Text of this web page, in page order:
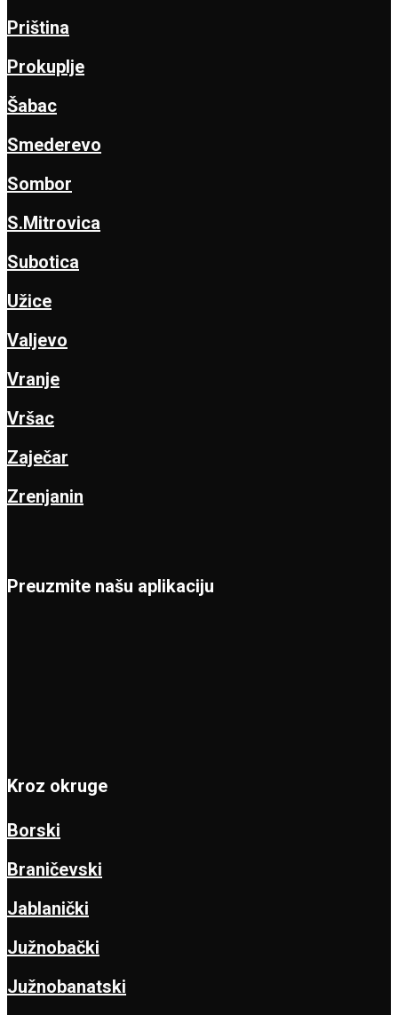
Priština
Prokuplje
Šabac
Smederevo
Sombor
S.Mitrovica
Subotica
Užice
Valjevo
Vranje
Vršac
Zaječar
Zrenjanin
Preuzmite našu aplikaciju
Kroz okruge
Borski
Braničevski
Jablanički
Južnobački
Južnobanatski